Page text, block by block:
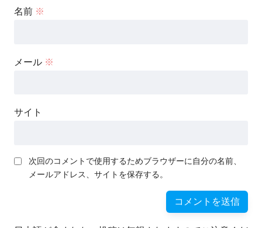
名前 ※
メール ※
サイト
次回のコメントで使用するためブラウザーに自分の名前、
メールアドレス、サイトを保存する。